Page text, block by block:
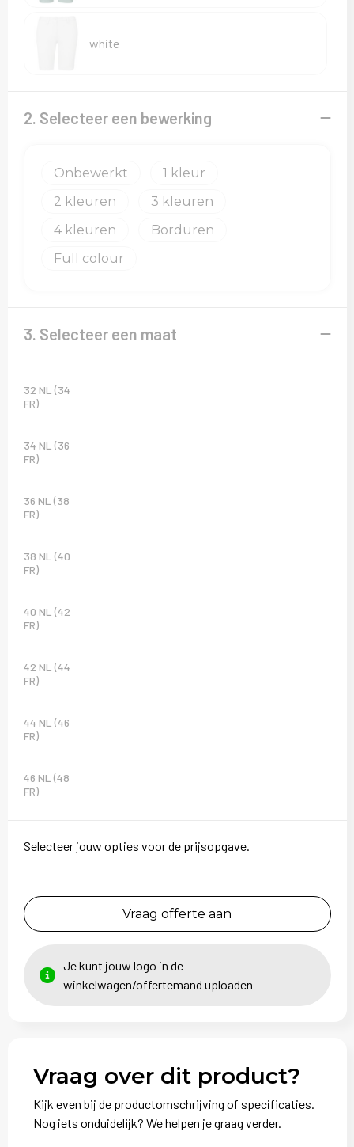
white
2. Selecteer een bewerking
Onbewerkt
1
2
3
4
Borduren
Full colour
3. Selecteer een maat
32 NL (34
FR)
34 NL (36
FR)
36 NL (38
FR)
38 NL (40
FR)
40 NL (42
FR)
42 NL (44
FR)
44 NL (46
FR)
46 NL (48
FR)
Selecteer jouw opties voor de prijsopgave.
Vraag offerte aan
Je kunt jouw logo in de
winkelwagen/offertemand uploaden
Vraag over dit product?
Kijk even bij de productomschrijving of specificaties.
Nog iets onduidelijk? We helpen je graag verder.